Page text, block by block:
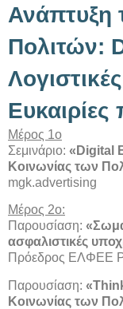
Ανάπτυξη
Πολιτών:
Μέρος 1ο
Σεμινάριο: «Digital
Κοινωνίας των
mgk.advertising
Μέρος 2ο:
Παρουσίαση:
ασφαλιστικές
Πρόεδρος ΕΛΦΕΕ
Παρουσίαση:
Κοινωνίας των